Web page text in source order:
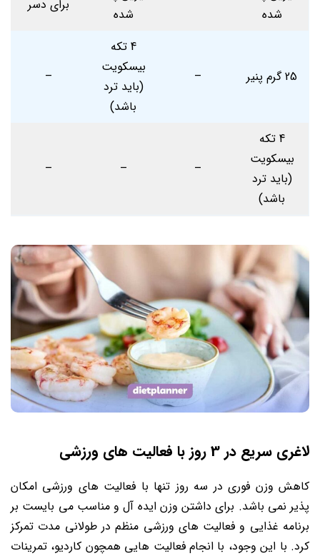
شده
شده
برای دسر
25 گرم پنیر –
4 تکه
بیسکویت
(باید ترد
باشد)
–
4 تکه
بیسکویت
(باید ترد
باشد)
–
–
–
لاغری سریع در 3 روز با فعالیت های ورزشی
کاهش وزن فوری در سه روز تنها با فعالیت های ورزشی امکان
‌پذیر نمی باشد. برای داشتن وزن ایده آل و مناسب می بایست بر
برنامه غذایی و فعالیت های ورزشی منظم در طولانی مدت تمرکز
کرد. با این‌ وجود، با انجام فعالیت هایی همچون کاردیو، تمرینات